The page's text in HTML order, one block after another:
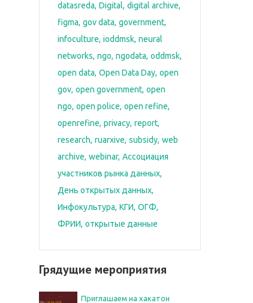
datasreda Digital digital archive
figma gov data government
infoculture ioddmsk neural
networks ngo ngodata oddmsk
open data Open Data Day open
gov open government open
ngo open police open refine
openrefine privacy report
research ruarxive subsidy web
archive webinar Ассоциация
участников рынка данных
День открытых данных
Инфокультура КГИ ОГФ
ФРИИ открытые данные
Грядущие мероприятия
Приглашаем на хакатон